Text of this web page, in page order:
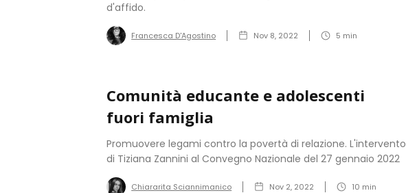
d'affido.
Francesca D'Agostino Nov 8, 2022 5 min
Comunità educante e adolescenti
fuori famiglia
Promuovere legami contro la povertà di relazione. L'intervento
di Tiziana Zannini al Convegno Nazionale del 27 gennaio 2022
Chiararita Sciannimanico Nov 2, 2022 10 min